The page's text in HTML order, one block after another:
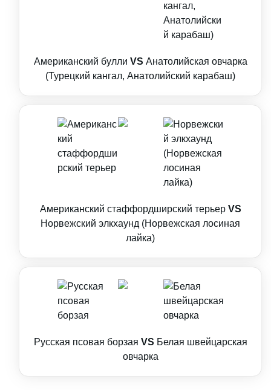
Американский булли VS Анатолийская овчарка
(Турецкий кангал, Анатолийский карабаш)
Американский стаффордширский терьер VS
Норвежский элкхаунд (Норвежская лосиная
лайка)
Русская псовая борзая VS Белая швейцарская
овчарка